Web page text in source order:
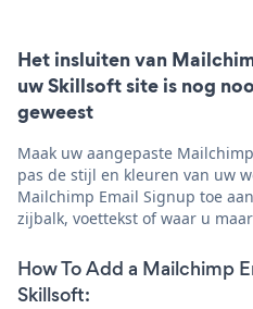
Het insluiten van
uw Skillsoft site is nog
geweest
Maak uw aangepaste
pas de stijl en kleuren van uw
Mailchimp Email Signup toe
zijbalk, voettekst of waar u
How To Add a Mailchimp
Skillsoft: